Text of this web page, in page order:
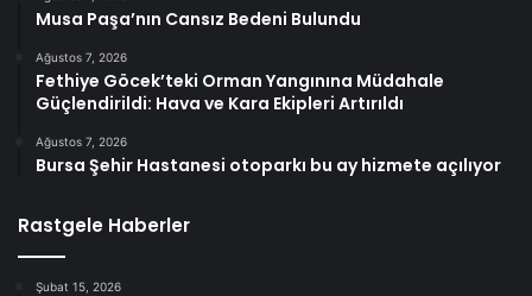
Musa Paşa’nın Cansız Bedeni Bulundu
Ağustos 7, 2026
Fethiye Göcek’teki Orman Yangınına Müdahale
Güçlendirildi: Hava ve Kara Ekipleri Artırıldı
Ağustos 7, 2026
Bursa Şehir Hastanesi otoparkı bu ay hizmete açılıyor
Rastgele Haberler
Şubat 15, 2026